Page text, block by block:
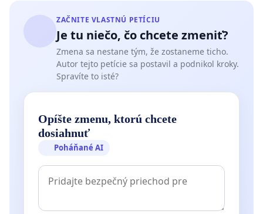
ZAČNITE VLASTNÚ PETÍCIU
Je tu niečo, čo chcete zmeniť?
Zmena sa nestane tým, že zostaneme ticho.
Autor tejto petície sa postavil a podnikol kroky.
Spravíte to isté?
Opíšte zmenu, ktorú chcete
dosiahnuť
Poháňané AI